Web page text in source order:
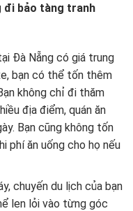
đi bảo tàng tranh
Đà Nẵng có giá trung
bạn có thể tốn thêm
không chỉ đi thăm
địa điểm, quán ăn
Bạn cũng không tốn
phí ăn uống cho họ nếu
chuyến du lịch của bạn
len lỏi vào từng góc